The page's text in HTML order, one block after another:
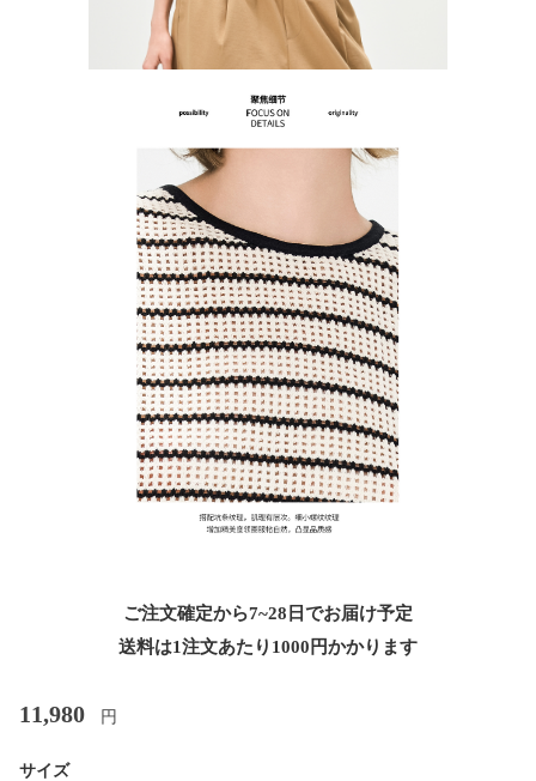
ご注文確定から7~28日でお届け予定
送料は1注文あたり 1000 円かかります
11,980 円
サイズ